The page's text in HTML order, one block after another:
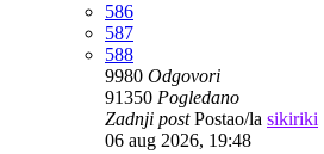
586
587
588
9980 Odgovori
91350 Pogledano
Zadnji postPostao/la sikiriki
06 aug 2026, 19:48